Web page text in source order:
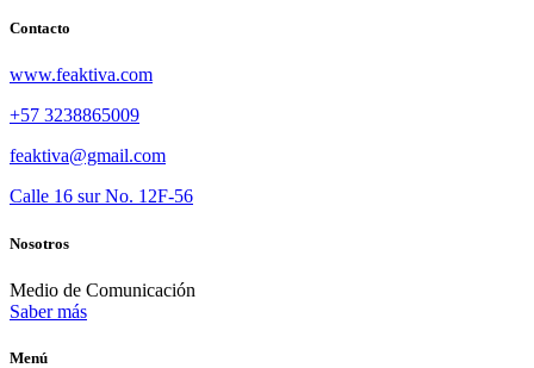
Contacto
www.feaktiva.com
+57 3238865009
feaktiva@gmail.com
Calle 16 sur No. 12F-56
Nosotros
Medio de Comunicación
Saber más
Menú